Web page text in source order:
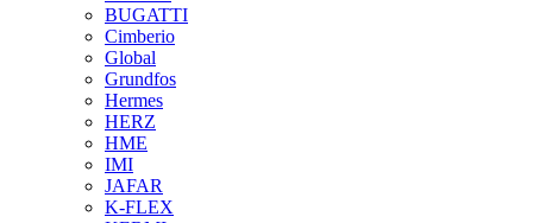
BUGATTI
Cimberio
Global
Grundfos
Hermes
HERZ
HME
IMI
JAFAR
K-FLEX